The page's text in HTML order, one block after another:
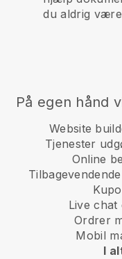
du aldrig
På egen hånd
Website
Tjenester
Online
Live chat
Ordrer
Mobil
I